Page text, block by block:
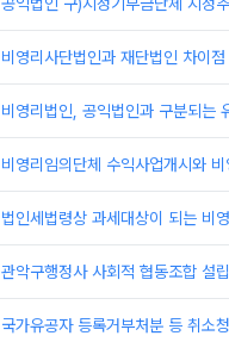
비영리사단법인과 재단법인 차이점
비영리법인, 공익법인과 구분되는
비영리임의단체 수익사업개시와
법인세법령상 과세대상이 되는 비
관악구행정사 사회적 협동조합 설립
국가유공자 등록거부처분 등 취소